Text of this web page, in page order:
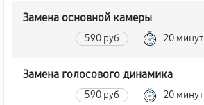
Замена основной камеры
590 руб 20 минут
Замена голосового динамика
590 руб 20 минут